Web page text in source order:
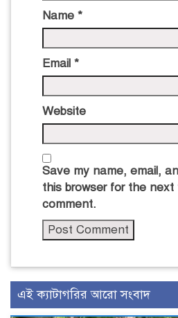
Name *
Email *
Website
Save my name, email,
this browser for the next
comment.
এই ক্যাটাগরির আরো সংবাদ